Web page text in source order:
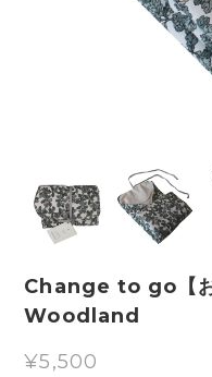
Change to go【お
Woodland
¥5,500